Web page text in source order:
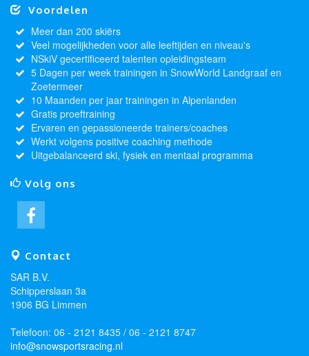
Voordelen
Meer dan 200 skiërs
Veel mogelijkheden voor alle leeftijden en niveau's
NSkiV gecertificeerd talenten opleidingsteam
5 Dagen per week trainingen in SnowWorld Landgraaf en
Zoetermeer
10 Maanden per jaar trainingen in Alpenlanden
Gratis proeftraining
Ervaren en gepassioneerde trainers/coaches
Werkt volgens positive coaching methode
Uitgebalanceerd ski, fysiek en mentaal programma
Volg ons
Contact
SAR B.V.
Schipperslaan 3a
1906 BG Limmen
Telefoon: 06 - 2121 8435 / 06 - 2121 8747
info@snowsportsracing.nl